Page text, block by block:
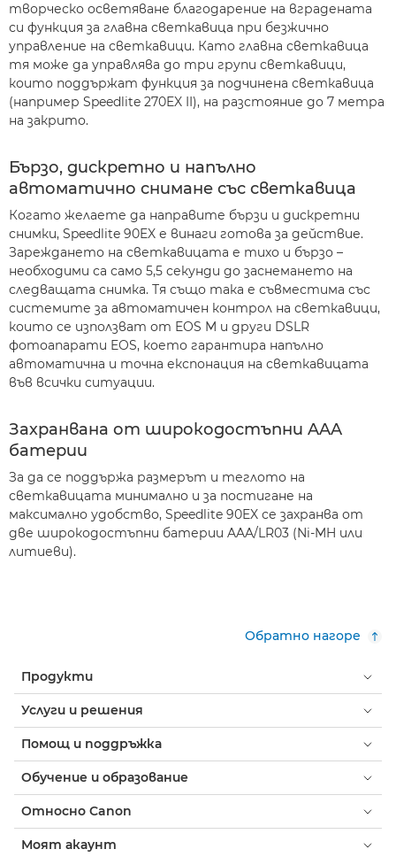
творческо осветяване благодарение на вградената
си функция за главна светкавица при безжично
управление на светкавици. Като главна светкавица
тя може да управлява до три групи светкавици,
които поддържат функция за подчинена светкавица
(например Speedlite 270EX II), на разстояние до 7 метра
на закрито.
Бързо, дискретно и напълно
автоматично снимане със светкавица
Когато желаете да направите бързи и дискретни
снимки, Speedlite 90EX е винаги готова за действие.
Зареждането на светкавицата е тихо и бързо –
необходими са само 5,5 секунди до заснемането на
следващата снимка. Тя също така е съвместима със
системите за автоматичен контрол на светкавици,
които се използват от EOS M и други DSLR
фотоапарати EOS, което гарантира напълно
автоматична и точна експонация на светкавицата
във всички ситуации.
Захранвана от широкодостъпни AAA
батерии
За да се поддържа размерът и теглото на
светкавицата минимално и за постигане на
максимално удобство, Speedlite 90EX се захранва от
две широкодостъпни батерии AAA/LR03 (Ni-MH или
литиеви).
Обратно нагоре
Продукти
Услуги и решения
Помощ и поддръжка
Обучение и образование
Относно Canon
Моят акаунт